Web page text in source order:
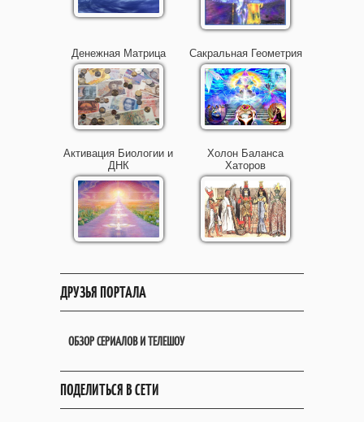
Денежная Матрица Сакральная Геометрия
Активация Биологии и
ДНК
Холон Баланса
Хаторов
ДРУЗЬЯ ПОРТАЛА
ОБЗОР СЕРИАЛОВ И ТЕЛЕШОУ
ПОДЕЛИТЬСЯ В СЕТИ